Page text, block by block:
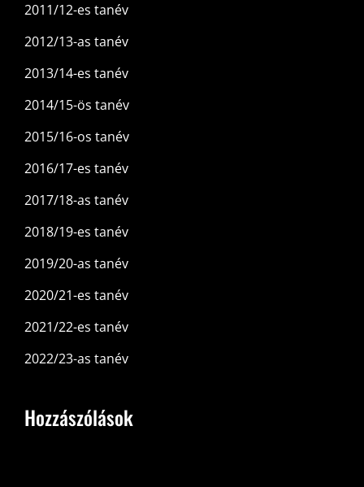
2011/12-es tanév
2012/13-as tanév
2013/14-es tanév
2014/15-ös tanév
2015/16-os tanév
2016/17-es tanév
2017/18-as tanév
2018/19-es tanév
2019/20-as tanév
2020/21-es tanév
2021/22-es tanév
2022/23-as tanév
Hozzászólások